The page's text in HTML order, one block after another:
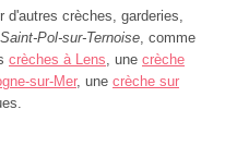
crèches, garderies,
Saint-Pol-sur-Ternoise , comme
crèches à Lens , une crèche
sur-Mer, une crèche sur